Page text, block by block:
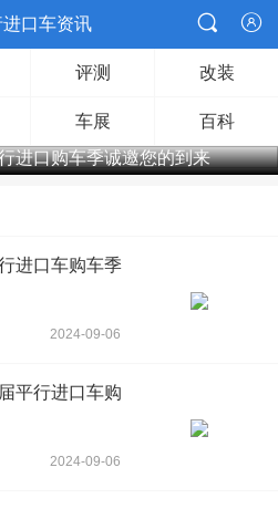
口车资讯 

评测 改装
车展
百科
进口购车季诚邀您的到来
进口车购车季
2024-09-06
平行进口车购
2024-09-06